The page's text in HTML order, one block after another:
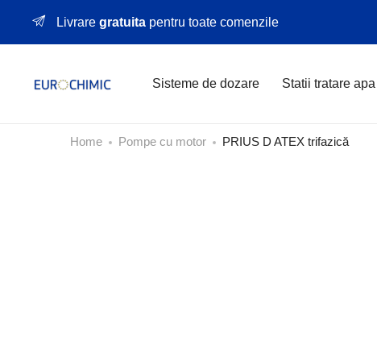
Livrare gratuita pentru toate comenzile
Sisteme de dozare Statii tratare apa
Home Pompe cu motor PRIUS D ATEX trifazică